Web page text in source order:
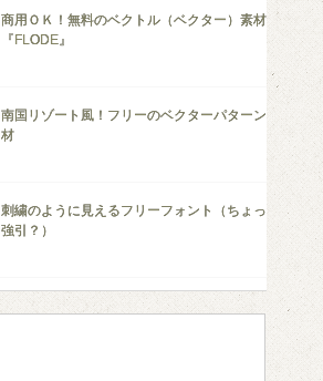
商用ＯＫ！無料のベクトル（ベクター）素材集
『FLODE』
南国リゾート風！フリーのベクターパターン素
材
刺繍のように見えるフリーフォント（ちょっと
強引？）